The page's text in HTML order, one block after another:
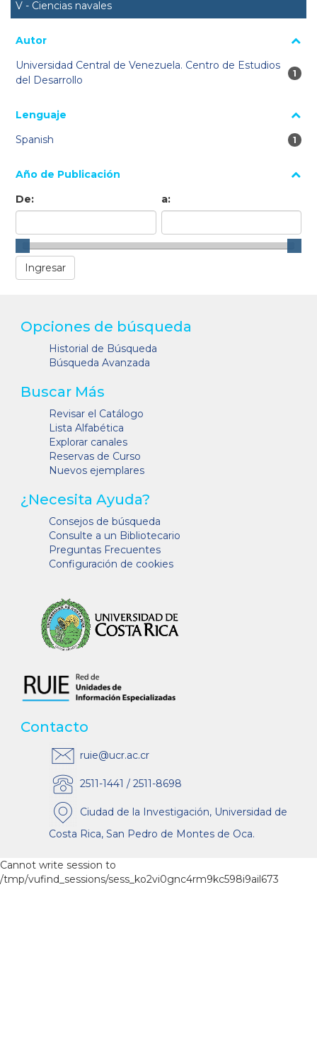
V - Ciencias navales
Autor
Universidad Central de Venezuela. Centro de Estudios
del Desarrollo
1
1
Lenguaje
Spanish
1
1
Año de Publicación
De:
a:
Opciones de búsqueda
Historial de Búsqueda
Búsqueda Avanzada
Buscar Más
Revisar el Catálogo
Lista Alfabética
Explorar canales
Reservas de Curso
Nuevos ejemplares
¿Necesita Ayuda?
Consejos de búsqueda
Consulte a un Bibliotecario
Preguntas Frecuentes
Configuración de cookies
Contacto
ruie@ucr.ac.cr
2511-1441 / 2511-8698
Ciudad de la Investigación, Universidad de
Costa Rica, San Pedro de Montes de Oca.
Cannot write session to
/tmp/vufind_sessions/sess_ko2vi0gnc4rm9kc598i9ail673